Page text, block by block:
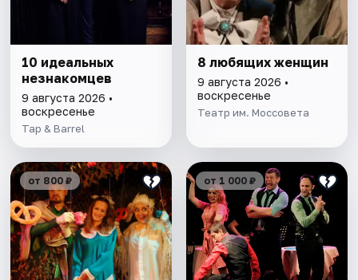
10 идеальных
незнакомцев
9 августа 2026 •
воскресенье
Tap & Barrel
8 любящих женщин
9 августа 2026 •
воскресенье
Театр им. Моссовета
от 800 ₽ от 1 000 ₽